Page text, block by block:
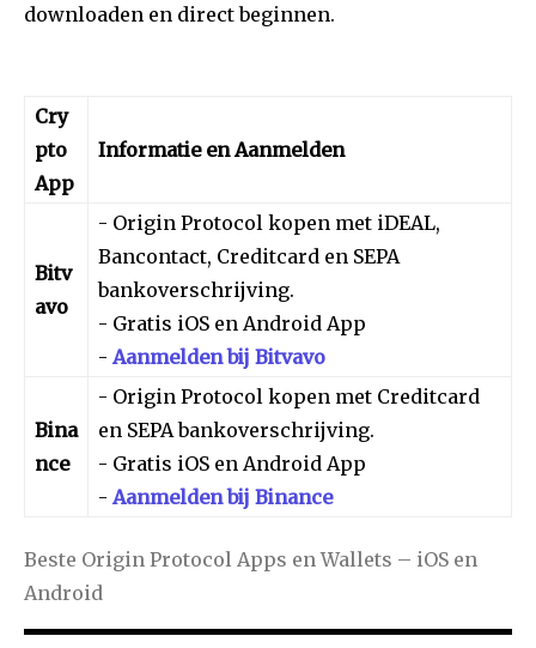
downloaden en direct beginnen.
Cry
pto
App
Informatie en Aanmelden
Bitv
avo
- Origin Protocol kopen met iDEAL,
Bancontact, Creditcard en SEPA
bankoverschrijving.
- Gratis iOS en Android App
- Aanmelden bij Bitvavo
Bina
nce
- Origin Protocol kopen met Creditcard
en SEPA bankoverschrijving.
- Gratis iOS en Android App
- Aanmelden bij Binance
Beste Origin Protocol Apps en Wallets – iOS en
Android